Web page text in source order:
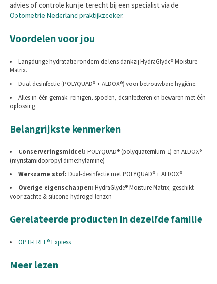
advies of controle kun je terecht bij een specialist via de
Optometrie Nederland praktijkzoeker.
Voordelen voor jou
Langdurige hydratatie rondom de lens dankzij HydraGlyde® Moisture
Matrix.
Dual-desinfectie (POLYQUAD® + ALDOX®) voor betrouwbare hygiëne.
Alles-in-één gemak: reinigen, spoelen, desinfecteren en bewaren met één
oplossing.
Belangrijkste kenmerken
Conserveringsmiddel: POLYQUAD® (polyquaternium-1) en ALDOX®
(myristamidopropyl dimethylamine)
Werkzame stof: Dual-desinfectie met POLYQUAD® + ALDOX®
Overige eigenschappen: HydraGlyde® Moisture Matrix; geschikt
voor zachte & silicone-hydrogel lenzen
Gerelateerde producten in dezelfde familie
OPTI-FREE® Express
Meer lezen